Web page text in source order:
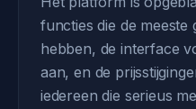
functies die de meeste
hebben, de interface
aan, en de
iedereen die serieus